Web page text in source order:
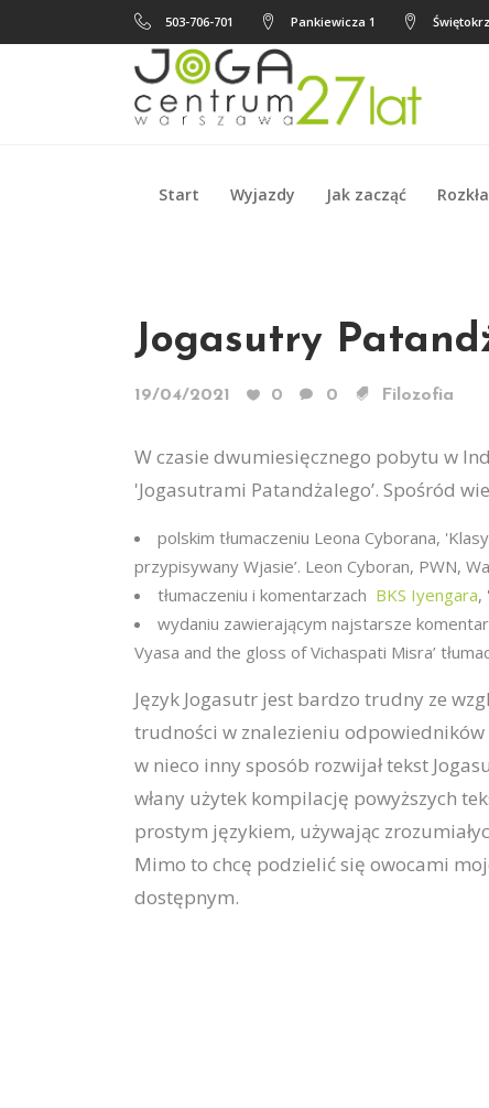
503-706-701 Pankiewicza 1
Start Wyjazdy Jak zacząć
Start Wyjazdy Jak zacząć
Jogasutry
19/04/2021 0 0 Filozofia
W czasie dwumiesięcznego pobytu w
'Jogasutrami Patandżalego’. Spośród
polskim tłumaczeniu Leona Cyborana,
przypisywany Wjasie’. Leon Cyboran, PWN,
tłumaczeniu i komentarzach BKS Iyengara,
wydaniu zawierającym najstarsze
Vyasa and the gloss of Vichaspati Misra’
Język Jogasutr jest bardzo trudny ze
trudności w znalezieniu
w nieco inny sposób rozwijał tekst
włany użytek kompilację powyższych
prostym językiem, używając
Mimo to chcę podzielić się owocami
dostępnym.